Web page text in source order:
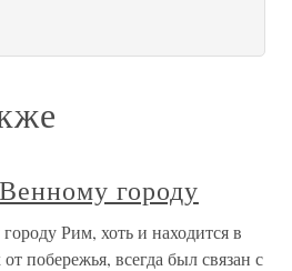
городу
Рим, хоть и находится в
побережья, всегда был связан с